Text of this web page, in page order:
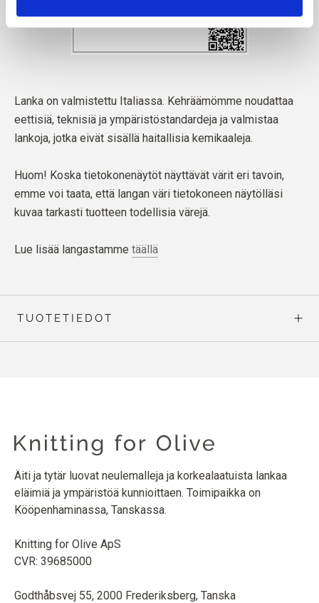
Lanka on valmistettu Italiassa. Kehräämömme noudattaa
eettisiä, teknisiä ja ympäristöstandardeja ja valmistaa
lankoja, jotka eivät sisällä haitallisia kemikaaleja.
Huom! Koska tietokonenäytöt näyttävät värit eri tavoin,
emme voi taata, että langan väri tietokoneen näytölläsi
kuvaa tarkasti tuotteen todellisia värejä.
Lue lisää langastamme täällä
TUOTETIEDOT
Äiti ja tytär luovat neulemalleja ja korkealaatuista lankaa
eläimiä ja ympäristöä kunnioittaen. Toimipaikka on
Kööpenhaminassa, Tanskassa.
Knitting for Olive ApS
CVR: 39685000
Godthåbsvej 55, 2000 Frederiksberg, Tanska